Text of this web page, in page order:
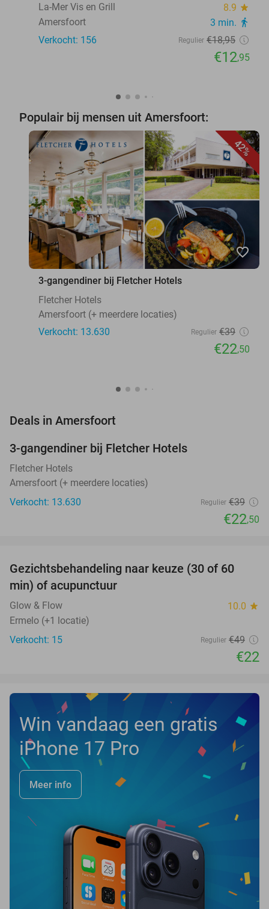
La-Mer Vis en Grill
8.9 star
Amersfoort 3 min. directions_walk
Verkocht: 156 Regulier €18,95
€12,95
Populair bij mensen uit Amersfoort:
42%
favorite_border
3-gangendiner bij Fletcher Hotels
Fletcher Hotels
Amersfoort (+ meerdere locaties)
Verkocht: 13.630
Regulier €39
€22,50
Deals in Amersfoort
3-gangendiner bij Fletcher Hotels
Fletcher Hotels
Amersfoort (+ meerdere locaties)
Verkocht: 13.630
Regulier €39
€22,50
55%
TODAY
Gezichtsbehandeling naar keuze (30 of 60
min) of acupunctuur
Glow & Flow 10.0 star
Ermelo (+1 locatie)
Verkocht: 15
Regulier €49
€22
Win vandaag een gratis
iPhone 17 Pro
Meer info